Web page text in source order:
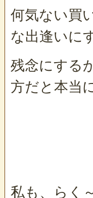
何気ない買
な出逢いに
残念にする
方だと本当
私も、らく